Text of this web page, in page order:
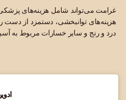
غرامت می‌تواند شامل هزینه‌های
هزینه‌های توانبخشی، دستمزد از دست
درد و رنج و سایر خسارات مربوط به